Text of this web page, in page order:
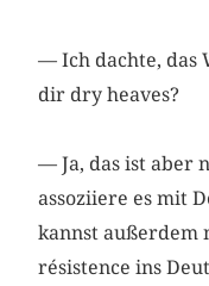
— Ich dachte, das
dir dry heaves?
— Ja, das ist aber
assoziiere es mit
kannst außerdem
résistence ins